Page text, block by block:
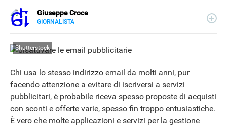
Giuseppe Croce
GIORNALISTA
automotive. È entrato in Libero Tecnologia nel 2018.
Shutterstock
Chi usa lo stesso indirizzo email da molti anni, pur
facendo attenzione a evitare di iscriversi a servizi
pubblicitari, è probabile riceva spesso proposte di acquisti
con sconti e offerte varie, spesso fin troppo entusiastiche.
È vero che molte applicazioni e servizi per la gestione